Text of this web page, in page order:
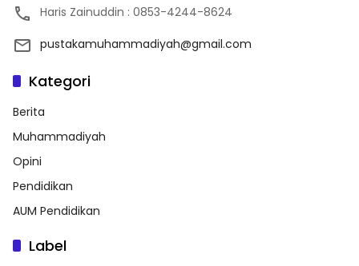
Haris Zainuddin : 0853-4244-8624
pustakamuhammadiyah@gmail.com
Kategori
Berita
Muhammadiyah
Opini
Pendidikan
AUM Pendidikan
Label